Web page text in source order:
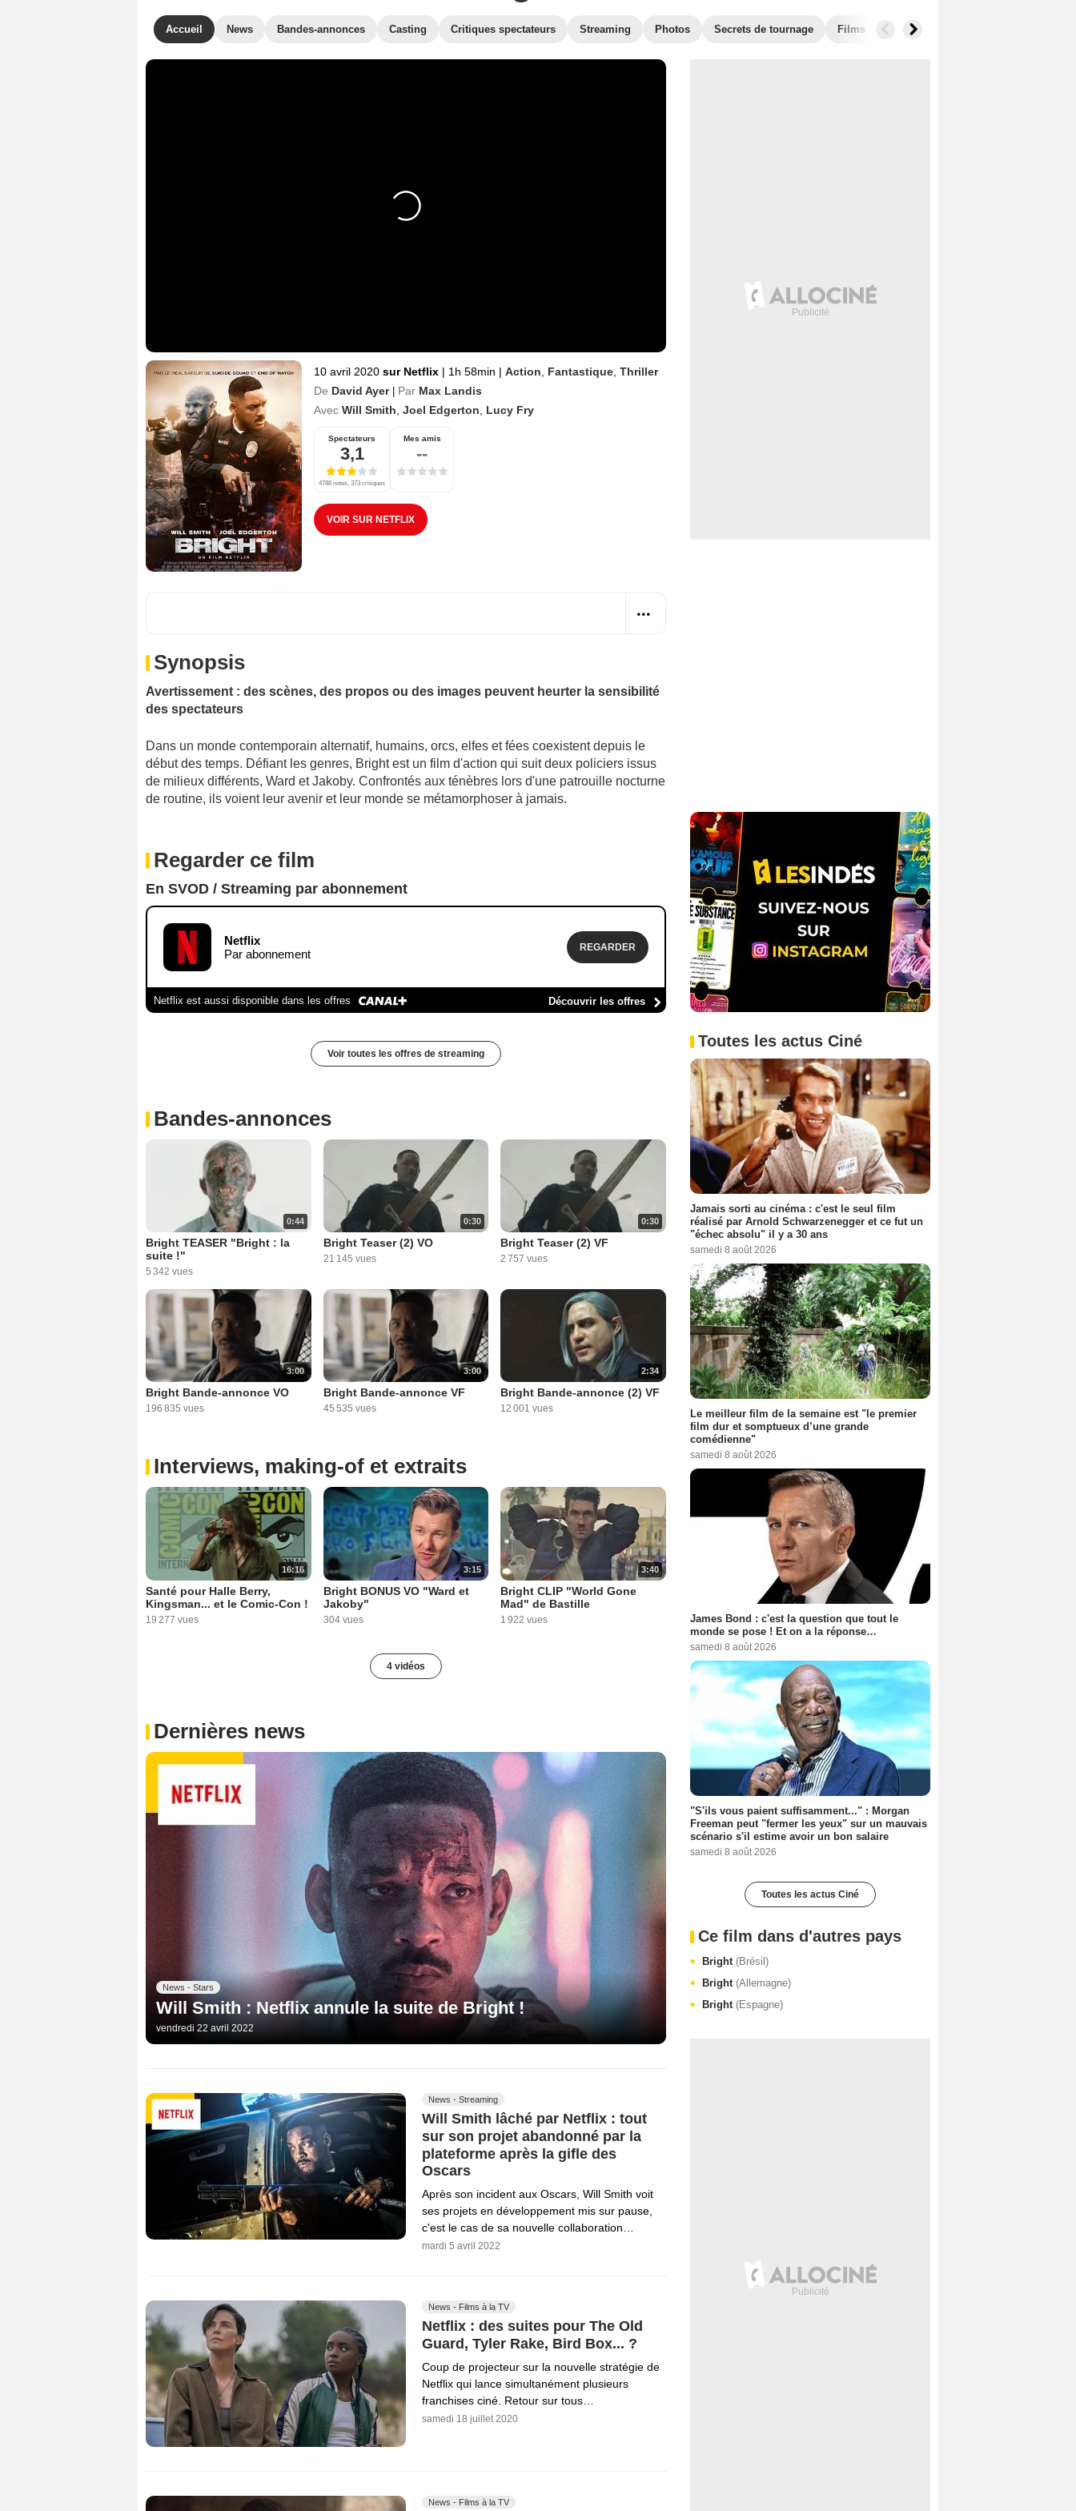
Accueil News Bandes-annonces Casting Critiques spectateurs Streaming Photos Secrets de tournage Films similaires
10 avril 2020 sur Netflix | 1h 58min | Action Fantastique Thriller
De David Ayer | Par Max Landis
Avec Will Smith Joel Edgerton Lucy Fry
Spectateurs
3,1
4788 notes, 373 critiques
Mes amis
--
VOIR SUR NETFLIX
Synopsis
Avertissement : des scènes, des propos ou des images peuvent heurter la sensibilité
des spectateurs
Dans un monde contemporain alternatif, humains, orcs, elfes et fées coexistent depuis le
début des temps. Défiant les genres, Bright est un film d'action qui suit deux policiers issus
de milieux différents, Ward et Jakoby. Confrontés aux ténèbres lors d'une patrouille nocturne
de routine, ils voient leur avenir et leur monde se métamorphoser à jamais.
Regarder ce film
En SVOD / Streaming par abonnement
Netflix
Par abonnement
REGARDER
Netflix est aussi disponible dans les offres Découvrir les offres
Voir toutes les offres de streaming
Bandes-annonces
0:44
Bright TEASER "Bright : la
suite !"
5 342 vues
0:30
Bright Teaser (2) VO
21 145 vues
0:30
Bright Teaser (2) VF
2 757 vues
3:00
Bright Bande-annonce VO
196 835 vues
3:00
Bright Bande-annonce VF
45 535 vues
2:34
Bright Bande-annonce (2) VF
12 001 vues
Interviews, making-of et extraits
16:16
Santé pour Halle Berry,
Kingsman... et le Comic-Con !
19 277 vues
3:15
Bright BONUS VO "Ward et
Jakoby"
304 vues
3:40
Bright CLIP "World Gone
Mad" de Bastille
1 922 vues
4 vidéos
Dernières news
News - Stars
Will Smith : Netflix annule la suite de Bright !
vendredi 22 avril 2022
News - Streaming
Will Smith lâché par Netflix : tout
sur son projet abandonné par la
plateforme après la gifle des
Oscars
Après son incident aux Oscars, Will Smith voit
ses projets en développement mis sur pause,
c'est le cas de sa nouvelle collaboration…
mardi 5 avril 2022
News - Films à la TV
Netflix : des suites pour The Old
Guard, Tyler Rake, Bird Box... ?
Coup de projecteur sur la nouvelle stratégie de
Netflix qui lance simultanément plusieurs
franchises ciné. Retour sur tous…
samedi 18 juillet 2020
News - Films à la TV
Toutes les actus Ciné
Jamais sorti au cinéma : c'est le seul film
réalisé par Arnold Schwarzenegger et ce fut un
"échec absolu" il y a 30 ans
samedi 8 août 2026
Le meilleur film de la semaine est "le premier
film dur et somptueux d’une grande
comédienne"
samedi 8 août 2026
James Bond : c'est la question que tout le
monde se pose ! Et on a la réponse…
samedi 8 août 2026
"S'ils vous paient suffisamment..." : Morgan
Freeman peut "fermer les yeux" sur un mauvais
scénario s'il estime avoir un bon salaire
samedi 8 août 2026
Toutes les actus Ciné
Ce film dans d'autres pays
Bright (Brésil)
Bright (Allemagne)
Bright (Espagne)